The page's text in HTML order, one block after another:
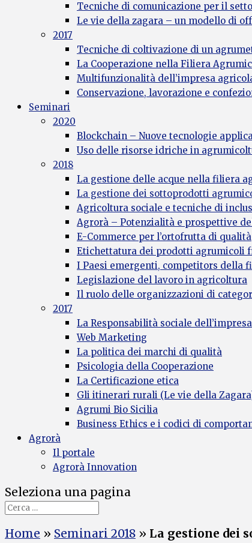
Tecniche di comunicazione per il
Le vie della zagara – un modello di
2017
Tecniche di coltivazione di un
La Cooperazione nella Filiera
Multifunzionalità dell’impresa
Conservazione, lavorazione e
Seminari
2020
Blockchain – Nuove tecnologie
Uso delle risorse idriche in
2018
La gestione delle acque nella filiera
La gestione dei sottoprodotti
Agricoltura sociale e tecniche di
Agrorà – Potenzialità e prospettive
E-Commerce per l’ortofrutta di qualità
Etichettatura dei prodotti agrumicoli
I Paesi emergenti, competitors della
Legislazione del lavoro in agricoltura
Il ruolo delle organizzazioni di
2017
La Responsabilità sociale dell’impresa
Web Marketing
La politica dei marchi di qualità
Psicologia della Cooperazione
La Certificazione etica
Gli itinerari rurali (Le vie della
Agrumi Bio Sicilia
Business Ethics e i codici di
Agrorà
Il portale
Agrorà Innovation
Seleziona una pagina
Home » Seminari 2018 » La gestione dei